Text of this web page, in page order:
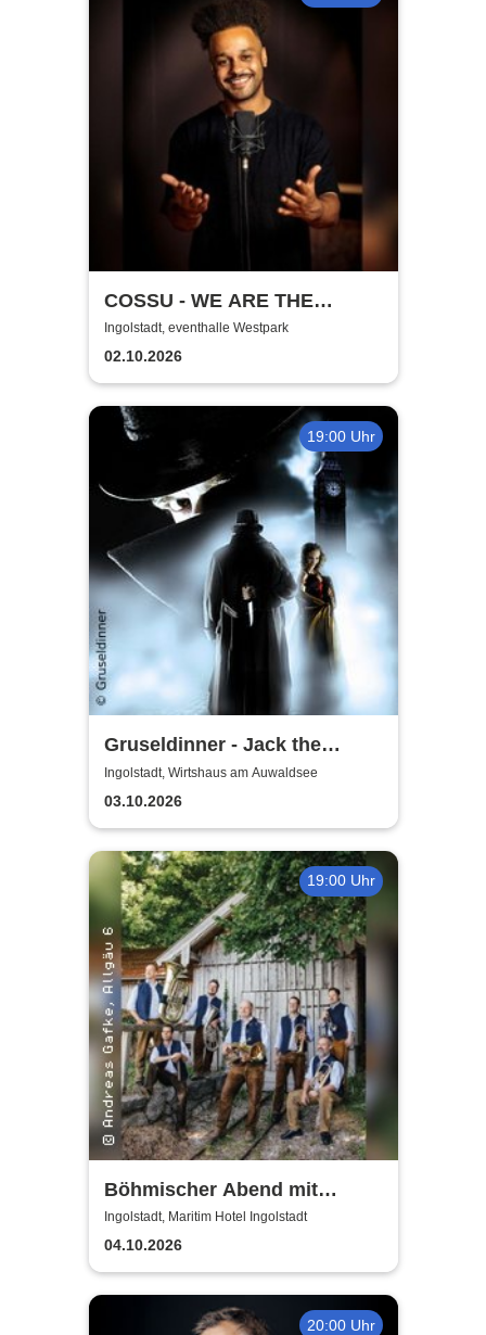
COSSU - WE ARE THE
GERMANS - Stand-Up
Comedy
Ingolstadt, eventhalle Westpark
02.10.2026
19:00 Uhr
Gruseldinner - Jack the
Ripper
Ingolstadt, Wirtshaus am Auwaldsee
03.10.2026
19:00 Uhr
Böhmischer Abend mit
Berthold Schick und seine
Allgäu 6
Ingolstadt, Maritim Hotel Ingolstadt
04.10.2026
20:00 Uhr